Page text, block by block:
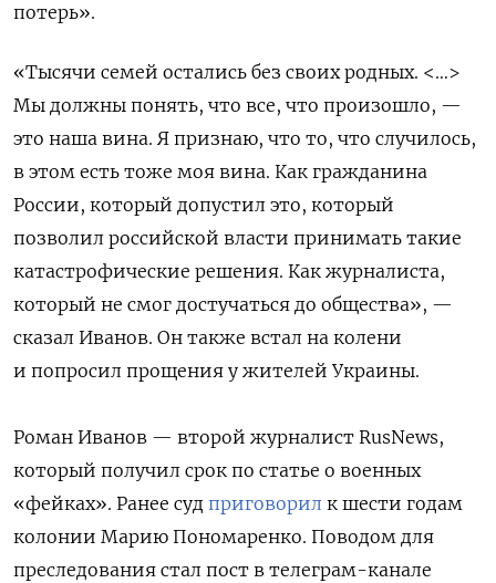
потерь».
«Тысячи семей остались без своих родных. <…>
Мы должны понять, что все, что произошло, —
это наша вина. Я признаю, что то, что случилось,
в этом есть тоже моя вина. Как гражданина
России, который допустил это, который
позволил российской власти принимать такие
катастрофические решения. Как журналиста,
который не смог достучаться до общества», —
сказал Иванов. Он также встал на колени
и попросил прощения у жителей Украины.
Роман Иванов — второй журналист RusNews,
который получил срок по статье о военных
«фейках». Ранее суд приговорил к шести годам
колонии Марию Пономаренко. Поводом для
преследования стал пост в телеграм-канале